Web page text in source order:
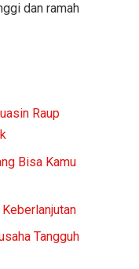
dan ramah
Raup
Bisa Kamu
Tangguh